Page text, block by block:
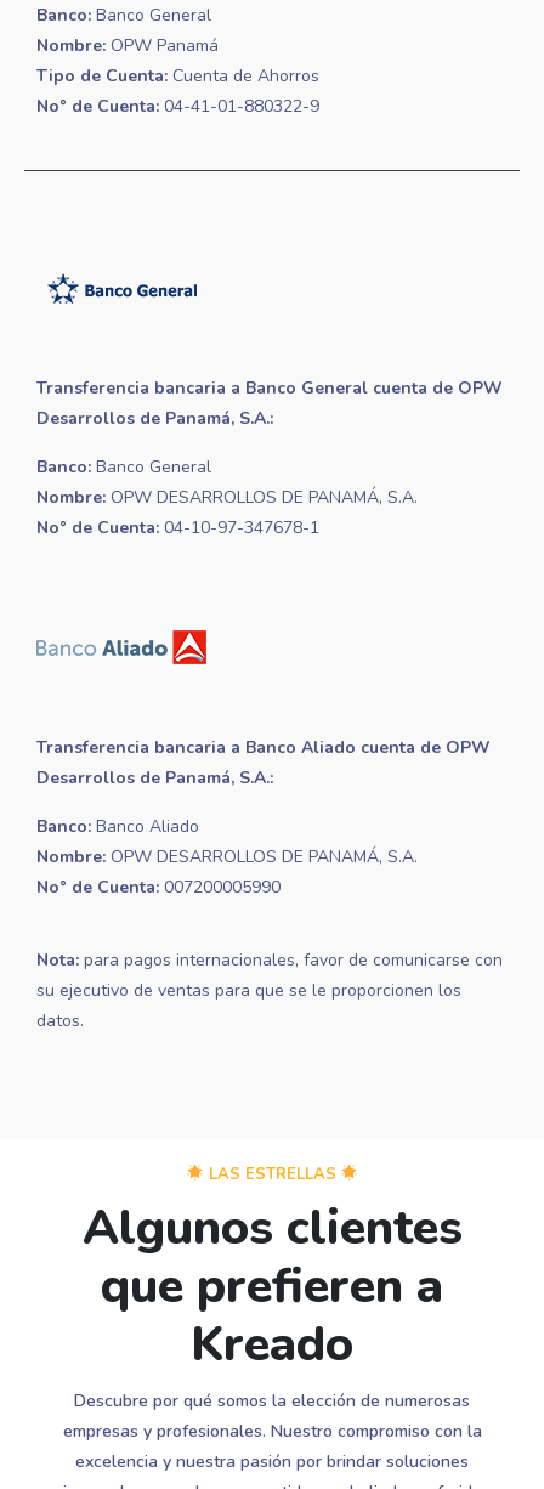
Banco: Banco General
Nombre: OPW Panamá
Tipo de Cuenta: Cuenta de Ahorros
No° de Cuenta: 04-41-01-880322-9
Transferencia bancaria a Banco General cuenta de OPW
Desarrollos de Panamá, S.A.:
Banco: Banco General
Nombre: OPW DESARROLLOS DE PANAMÁ, S.A.
No° de Cuenta: 04-10-97-347678-1
Transferencia bancaria a Banco Aliado cuenta de OPW
Desarrollos de Panamá, S.A.:
Banco: Banco Aliado
Nombre: OPW DESARROLLOS DE PANAMÁ, S.A.
No° de Cuenta: 007200005990
Nota: para pagos internacionales, favor de comunicarse con
su ejecutivo de ventas para que se le proporcionen los
datos.
LAS ESTRELLAS
Algunos clientes
que prefieren a
Kreado
Descubre por qué somos la elección de numerosas
empresas y profesionales. Nuestro compromiso con la
excelencia y nuestra pasión por brindar soluciones